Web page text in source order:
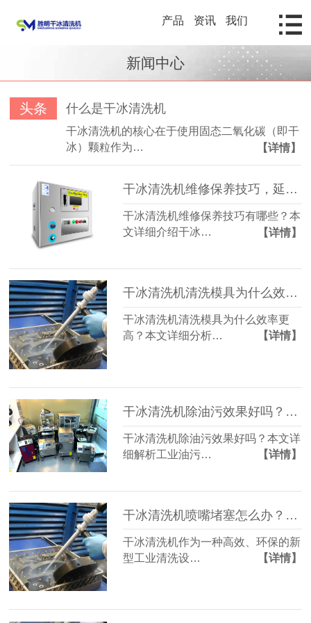
产品 资讯 我们
新闻中心
头条 什么是干冰清洗机
干冰清洗机的核心在于使用固态二氧化碳（即干
冰）颗粒作为…
【详情】
干冰清洗机维修保养技巧，延长设备寿命的方法详解
干冰清洗机维修保养技巧有哪些？本
文详细介绍干冰…
【详情】
干冰清洗机清洗模具为什么效率更高？揭秘模具行业高效清洁技术
干冰清洗机清洗模具为什么效率更
高？本文详细分析…
【详情】
干冰清洗机除油污效果好吗？工业油污处理方案解析
干冰清洗机除油污效果好吗？本文详
细解析工业油污…
【详情】
干冰清洗机喷嘴堵塞怎么办？常见故障维修方法详解
干冰清洗机作为一种高效、环保的新
型工业清洗设…
【详情】